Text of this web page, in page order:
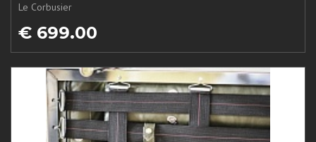
Le Corbusier
€ 699.00